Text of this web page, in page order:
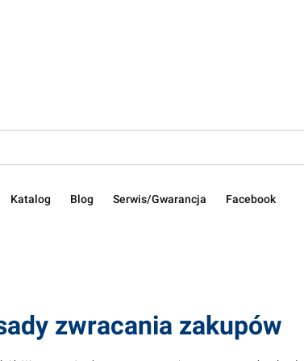
Katalog Blog Serwis/Gwarancja Facebook
zwracania zakupów